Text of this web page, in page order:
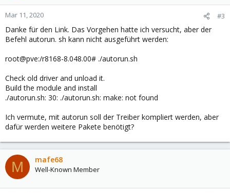
Mar 11, 2020 #3
Danke für den Link. Das Vorgehen hatte ich versucht, aber der
Befehl autorun. sh kann nicht ausgeführt werden:
root@pve:/r8168-8.048.00# ./autorun.sh
Check old driver and unload it.
Build the module and install
./autorun.sh: 30: ./autorun.sh: make: not found
Ich vermute, mit autorun soll der Treiber kompliert werden, aber
dafür werden weitere Pakete benötigt?
M mafe68
Well-Known Member